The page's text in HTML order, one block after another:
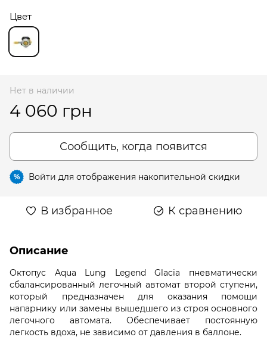
Цвет
Нет в наличии
4 060 грн
Сообщить, когда появится
% Войти для отображения накопительной скидки
В избранное К сравнению
Описание
Октопус Aqua Lung Legend Glacia пневматически
сбалансированный легочный автомат второй ступени,
который предназначен для оказания помощи
напарнику или замены вышедшего из строя основного
легочного автомата. Обеспечивает постоянную
легкость вдоха, не зависимо от давления в баллоне.